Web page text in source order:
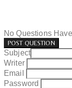
No Questions
POST QUESTION
Subject
Writer
Email
Password